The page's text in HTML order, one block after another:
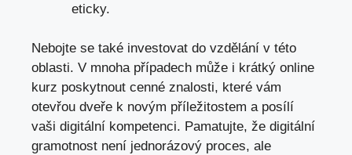
eticky.
Nebojte se také investovat do vzdělání v této
oblasti. V mnoha případech může i krátký online
kurz poskytnout cenné znalosti, které vám
otevřou dveře k novým příležitostem a posílí
vaši digitální kompetenci. Pamatujte, že digitální
gramotnost není jednorázový proces, ale